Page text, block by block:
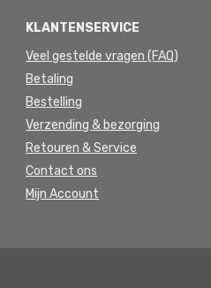
KLANTENSERVICE
Veel gestelde vragen (FAQ)
Betaling
Bestelling
Verzending & bezorging
Retouren & Service
Contact ons
Mijn Account